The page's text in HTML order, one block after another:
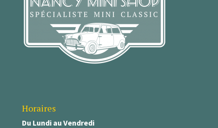
Horaires
Du Lundi au Vendredi